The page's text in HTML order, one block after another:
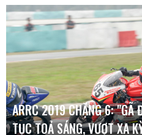
ARRC 2019 CHẶNG 6: "GÃ
TỤC TOẢ SÁNG, VƯỢT XA